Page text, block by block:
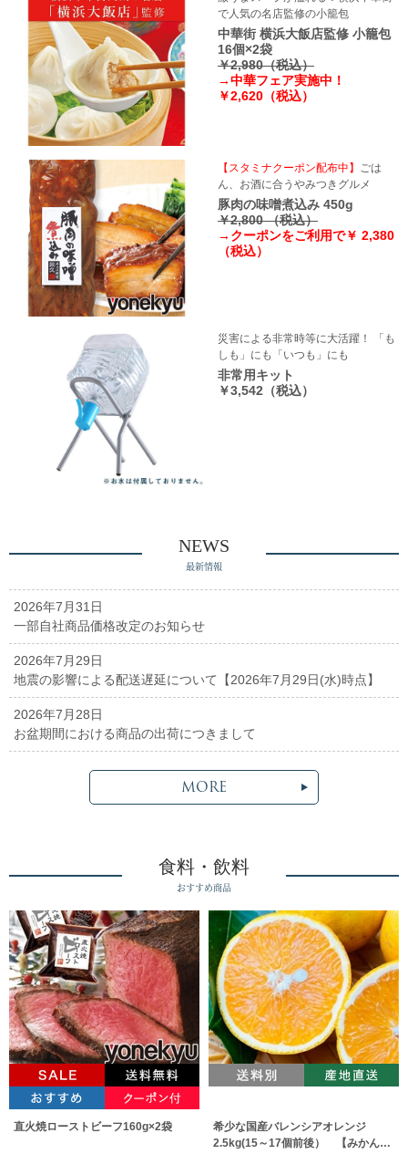
で人気の名店監修の小籠包
中華街 横浜大飯店監修 小籠包
16個×2袋
￥2,980（税込）
→中華フェア実施中！
￥2,620（税込）
【スタミナクーポン配布中】
ごは
ん、お酒に合うやみつきグルメ
豚肉の味噌煮込み 450g
￥2,800 （税込）
→クーポンをご利用で￥ 2,380
（税込）
災害による非常時等に大活躍！ 「も
しも」にも「いつも」にも
非常用キット
￥3,542（税込）
NEWS
最新情報
2026年7月31日
一部自社商品価格改定のお知らせ
2026年7月29日
地震の影響による配送遅延について【2026年7月29日(水)時点】
2026年7月28日
お盆期間における商品の出荷につきまして
MORE
食料・飲料
おすすめ商品
直火焼ローストビーフ160g×2袋
希少な国産バレンシアオレンジ
2.5kg(15～17個前後） 【みかんの